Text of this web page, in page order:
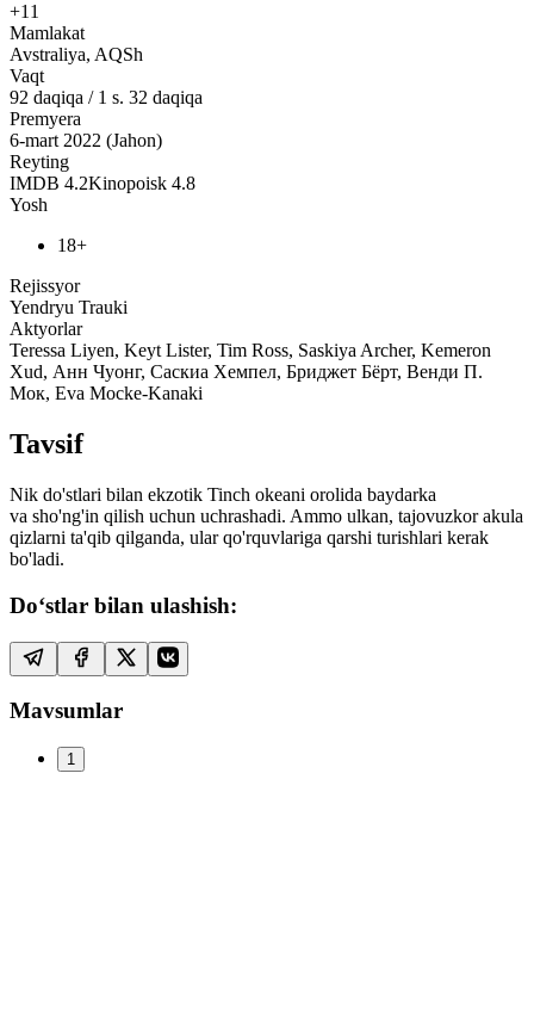
+11
Mamlakat
Avstraliya, AQSh
Vaqt
92 daqiqa / 1 s. 32 daqiqa
Premyera
6-mart 2022 (Jahon)
Reyting
IMDB 4.2Kinopoisk 4.8
Yosh
18+
Rejissyor
Yendryu Trauki
Aktyorlar
Teressa Liyen, Keyt Lister, Tim Ross, Saskiya Archer, Kemeron
Xud, Анн Чуонг, Саскиа Хемпел, Бриджет Бёрт, Венди П.
Мок, Eva Mocke-Kanaki
Tavsif
Nik do'stlari bilan ekzotik Tinch okeani orolida baydarka
va sho'ng'in qilish uchun uchrashadi. Ammo ulkan, tajovuzkor akula
qizlarni ta'qib qilganda, ular qo'rquvlariga qarshi turishlari kerak
bo'ladi.
Do‘stlar bilan ulashish:
Mavsumlar
1